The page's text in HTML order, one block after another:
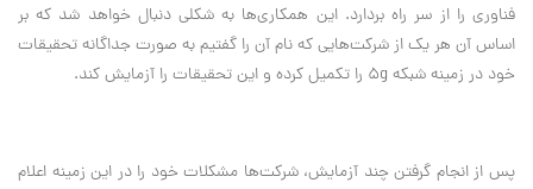
فناوری را از سر راه بردارد. این همکاری‌ها به شکلی دنبال خواهد شد که بر
اساس آن هر یک از شرکت‌هایی که نام آن را گفتیم به صورت جداگانه تحقیقات
خود در زمینه شبکه 5g
را تکمیل کرده و این تحقیقات را آزمایش کند.
پس از انجام گرفتن چند آزمایش، شرکت‌ها مشکلات خود را در این زمینه اعلام